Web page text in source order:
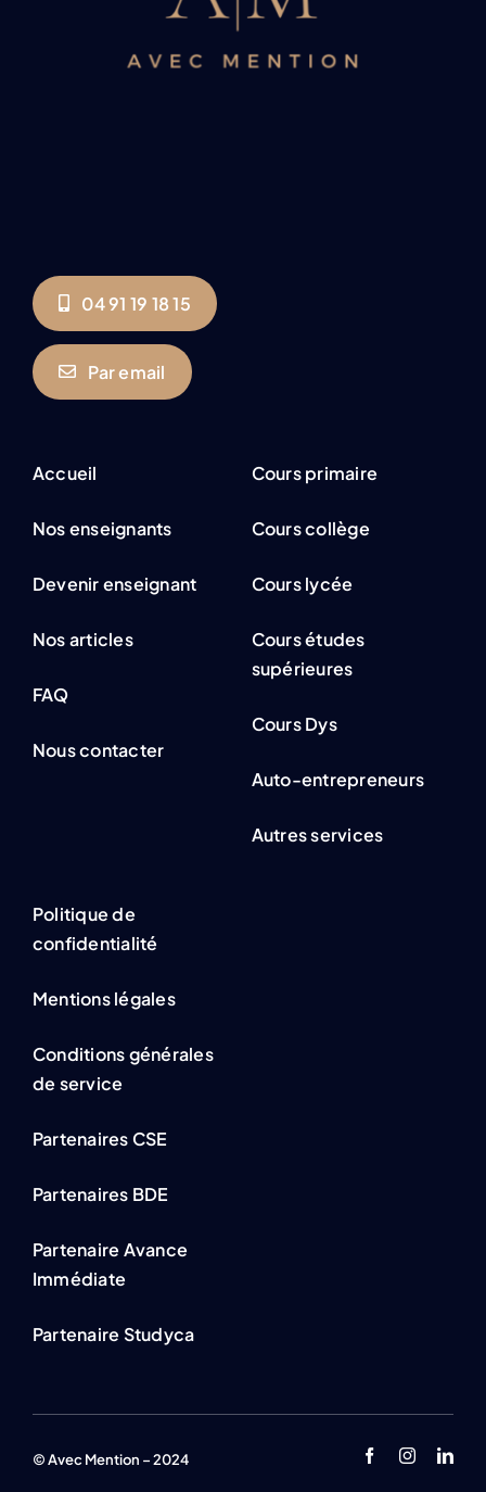
04 91 19 18 15
Par email
Accueil
Nos enseignants
Devenir enseignant
Nos articles
FAQ
Nous contacter
Cours primaire
Cours collège
Cours lycée
Cours études
supérieures
Cours Dys
Auto-entrepreneurs
Autres services
Politique de
confidentialité
Mentions légales
Conditions générales
de service
Partenaires CSE
Partenaires BDE
Partenaire Avance
Immédiate
Partenaire Studyca
© Avec Mention – 2024